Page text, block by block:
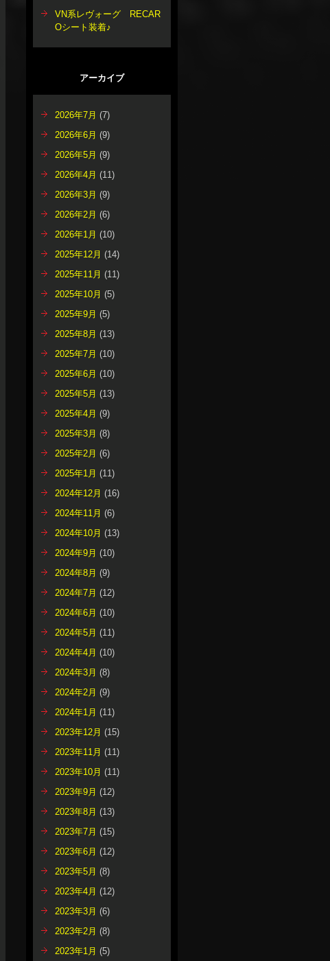
VN系レヴォーグ RECAR
Oシート装着♪
アーカイブ
2026年7月 (7)
2026年6月 (9)
2026年5月 (9)
2026年4月 (11)
2026年3月 (9)
2026年2月 (6)
2026年1月 (10)
2025年12月 (14)
2025年11月 (11)
2025年10月 (5)
2025年9月 (5)
2025年8月 (13)
2025年7月 (10)
2025年6月 (10)
2025年5月 (13)
2025年4月 (9)
2025年3月 (8)
2025年2月 (6)
2025年1月 (11)
2024年12月 (16)
2024年11月 (6)
2024年10月 (13)
2024年9月 (10)
2024年8月 (9)
2024年7月 (12)
2024年6月 (10)
2024年5月 (11)
2024年4月 (10)
2024年3月 (8)
2024年2月 (9)
2024年1月 (11)
2023年12月 (15)
2023年11月 (11)
2023年10月 (11)
2023年9月 (12)
2023年8月 (13)
2023年7月 (15)
2023年6月 (12)
2023年5月 (8)
2023年4月 (12)
2023年3月 (6)
2023年2月 (8)
2023年1月 (5)